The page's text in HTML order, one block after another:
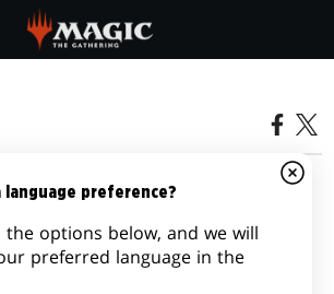
：守护
25
language preference?
the options below, and we will
preferred language in the